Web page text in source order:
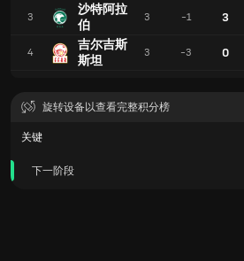
3
沙特阿拉
伯
4
吉尔吉斯
斯坦
3 -1 3
3 -3 0
旋转设备以查看完整积分榜
关键
下一阶段